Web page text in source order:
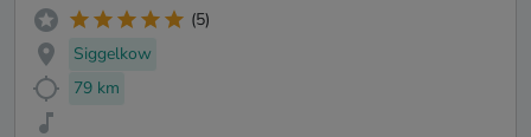
(5)
Siggelkow
79 km